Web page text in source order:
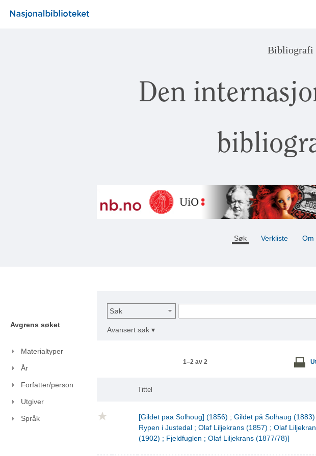
Bibliografi
Den
Søk Verkliste Om
Avgrens søket
Materialtyper
År
Forfatter/person
Utgiver
Språk
Søk
Avansert søk ▾
1–2 av 2
Tittel
[Gildet paa Solhoug] (1856) ; Gildet på Solhaug (1883)
Rypen i Justedal ; Olaf Liljekrans (1857) ; Olaf
(1902) ; Fjeldfuglen ; Olaf Liljekrans (1877/78)]